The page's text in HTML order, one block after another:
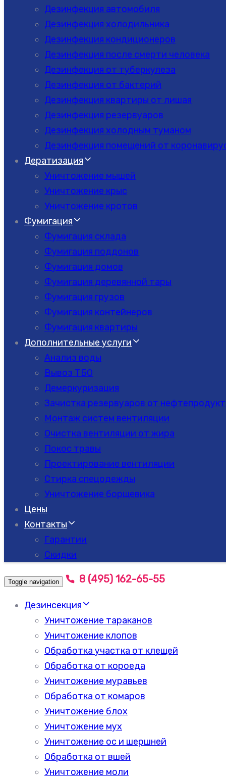
Дезинфекция автомобиля
Дезинфекция холодильника
Дезинфекция кондиционеров
Дезинфекция после смерти человека
Дезинфекция от туберкулеза
Дезинфекция от бактерий
Дезинфекция квартиры от лишая
Дезинфекция резервуаров
Дезинфекция холодным туманом
Дезинфекция помещений от
Дератизация
Уничтожение мышей
Уничтожение крыс
Уничтожение кротов
Фумигация
Фумигация склада
Фумигация поддонов
Фумигация домов
Фумигация деревянной тары
Фумигация грузов
Фумигация контейнеров
Фумигация квартиры
Дополнительные услуги
Анализ воды
Вывоз ТБО
Демеркуризация
Зачистка резервуаров от
Монтаж систем вентиляции
Очистка вентиляции от жира
Покос травы
Проектирование вентиляции
Стирка спецодежды
Уничтожение борщевика
Цены
Контакты
Гарантии
Скидки
Toggle navigation 8 (495) 162-65-55
Дезинсекция
Уничтожение тараканов
Уничтожение клопов
Обработка участка от клещей
Обработка от короеда
Уничтожение муравьев
Обработка от комаров
Уничтожение блох
Уничтожение мух
Уничтожение ос и шершней
Обработка от вшей
Уничтожение моли